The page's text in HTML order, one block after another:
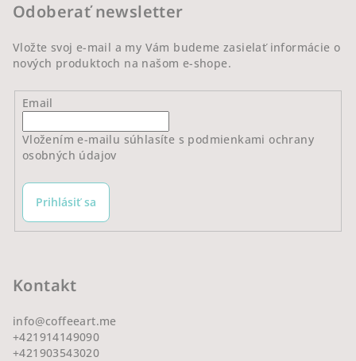
Odoberať newsletter
Vložte svoj e-mail a my Vám budeme zasielať informácie o
nových produktoch na našom e-shope.
Email
Vložením e-mailu súhlasíte s podmienkami ochrany
osobných údajov
Prihlásiť sa
Kontakt
info@coffeeart.me
+421914149090
+421903543020